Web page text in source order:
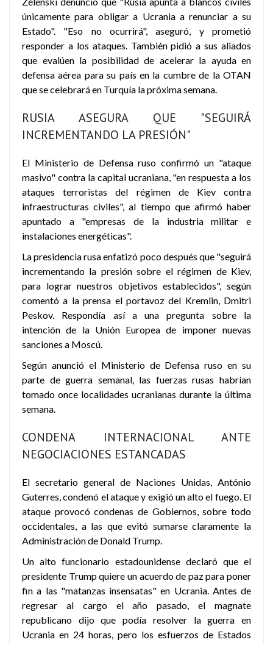
únicamente para obligar a Ucrania a renunciar a su
Estado". "Eso no ocurrirá", aseguró, y prometió
responder a los ataques. También pidió a sus aliados
que evalúen la posibilidad de acelerar la ayuda en
defensa aérea para su país en la cumbre de la OTAN
que se celebrará en Turquía la próxima semana.
RUSIA ASEGURA QUE "SEGUIRÁ
INCREMENTANDO LA PRESIÓN"
El Ministerio de Defensa ruso confirmó un "ataque
masivo" contra la capital ucraniana, "en respuesta a los
ataques terroristas del régimen de Kiev contra
infraestructuras civiles", al tiempo que afirmó haber
apuntado a "empresas de la industria militar e
instalaciones energéticas".
La presidencia rusa enfatizó poco después que "seguirá
incrementando la presión sobre el régimen de Kiev,
para lograr nuestros objetivos establecidos", según
comentó a la prensa el portavoz del Kremlin, Dmitri
Peskov. Respondía así a una pregunta sobre la
intención de la Unión Europea de imponer nuevas
sanciones a Moscú.
Según anunció el Ministerio de Defensa ruso en su
parte de guerra semanal, las fuerzas rusas habrían
tomado once localidades ucranianas durante la última
semana.
CONDENA INTERNACIONAL ANTE
NEGOCIACIONES ESTANCADAS
El secretario general de Naciones Unidas, António
Guterres, condenó el ataque y exigió un alto el fuego. El
ataque provocó condenas de Gobiernos, sobre todo
occidentales, a las que evitó sumarse claramente la
Administración de Donald Trump.
Un alto funcionario estadounidense declaró que el
presidente Trump quiere un acuerdo de paz para poner
fin a las "matanzas insensatas" en Ucrania. Antes de
regresar al cargo el año pasado, el magnate
republicano dijo que podía resolver la guerra en
Ucrania en 24 horas, pero los esfuerzos de Estados